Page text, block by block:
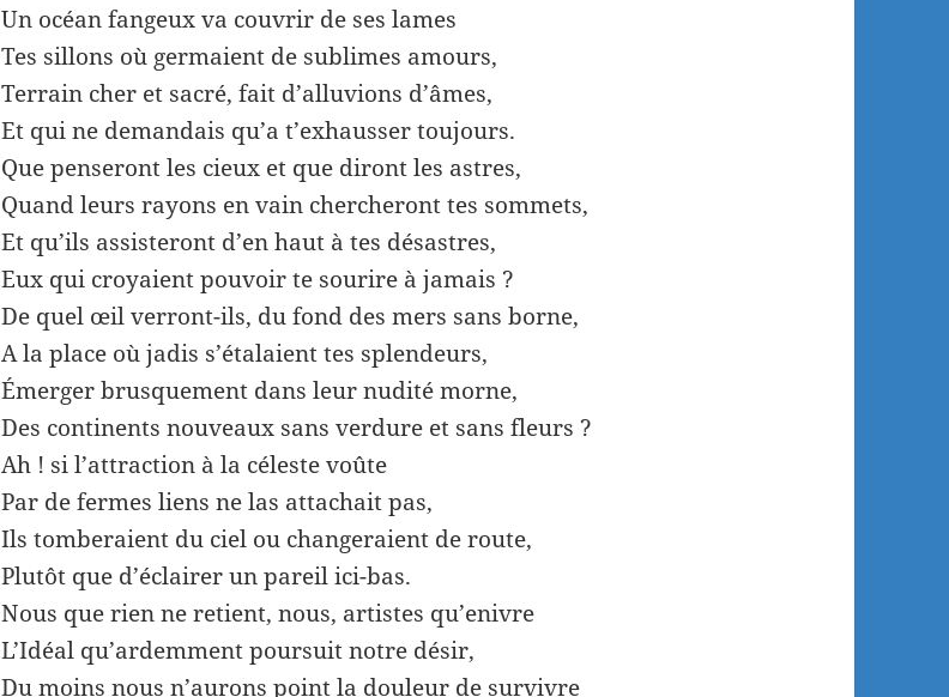
Un océan fangeux va couvrir de ses lames
Tes sillons où germaient de sublimes amours,
Terrain cher et sacré, fait d’alluvions d’âmes,
Et qui ne demandais qu’a t’exhausser toujours.
Que penseront les cieux et que diront les astres,
Quand leurs rayons en vain chercheront tes sommets,
Et qu’ils assisteront d’en haut à tes désastres,
Eux qui croyaient pouvoir te sourire à jamais ?
De quel œil verront-ils, du fond des mers sans borne,
A la place où jadis s’étalaient tes splendeurs,
Émerger brusquement dans leur nudité morne,
Des continents nouveaux sans verdure et sans fleurs ?
Ah ! si l’attraction à la céleste voûte
Par de fermes liens ne las attachait pas,
Ils tomberaient du ciel ou changeraient de route,
Plutôt que d’éclairer un pareil ici-bas.
Nous que rien ne retient, nous, artistes qu’enivre
L’Idéal qu’ardemment poursuit notre désir,
Du moins nous n’aurons point la douleur de survivre